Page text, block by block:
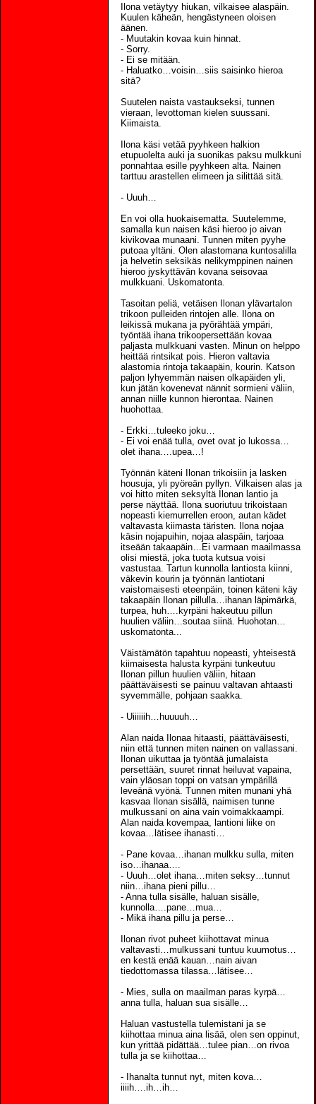
Ilona vetäytyy hiukan, vilkaisee alaspäin.
Kuulen käheän, hengästyneen oloisen
äänen.
- Muutakin kovaa kuin hinnat.
- Sorry.
- Ei se mitään.
- Haluatko…voisin…siis saisinko hieroa
sitä?
Suutelen naista vastaukseksi, tunnen
vieraan, levottoman kielen suussani.
Kiimaista.
Ilona käsi vetää pyyhkeen halkion
etupuolelta auki ja suonikas paksu mulkkuni
ponnahtaa esille pyyhkeen alta. Nainen
tarttuu arastellen elimeen ja silittää sitä.
- Uuuh…
En voi olla huokaisematta. Suutelemme,
samalla kun naisen käsi hieroo jo aivan
kivikovaa munaani. Tunnen miten pyyhe
putoaa yltäni. Olen alastomana kuntosalilla
ja helvetin seksikäs nelikymppinen nainen
hieroo jyskyttävän kovana seisovaa
mulkkuani. Uskomatonta.
Tasoitan peliä, vetäisen Ilonan ylävartalon
trikoon pulleiden rintojen alle. Ilona on
leikissä mukana ja pyörähtää ympäri,
työntää ihana trikoopersettään kovaa
paljasta mulkkuani vasten. Minun on helppo
heittää rintsikat pois. Hieron valtavia
alastomia rintoja takaapäin, kourin. Katson
paljon lyhyemmän naisen olkapäiden yli,
kun jätän kovenevat nännit sormieni väliin,
annan niille kunnon hierontaa. Nainen
huohottaa.
- Erkki…tuleeko joku…
- Ei voi enää tulla, ovet ovat jo lukossa…
olet ihana….upea…!
Työnnän käteni Ilonan trikoisiin ja lasken
housuja, yli pyöreän pyllyn. Vilkaisen alas ja
voi hitto miten seksyltä Ilonan lantio ja
perse näyttää. Ilona suoriutuu trikoistaan
nopeasti kiemurrellen eroon, autan kädet
valtavasta kiimasta täristen. Ilona nojaa
käsin nojapuihin, nojaa alaspäin, tarjoaa
itseään takaapäin…Ei varmaan maailmassa
olisi miestä, joka tuota kutsua voisi
vastustaa. Tartun kunnolla lantiosta kiinni,
väkevin kourin ja työnnän lantiotani
vaistomaisesti eteenpäin, toinen käteni käy
takaapäin Ilonan pillulla…ihanan läpimärkä,
turpea, huh….kyrpäni hakeutuu pillun
huulien väliin…soutaa siinä. Huohotan…
uskomatonta...
Väistämätön tapahtuu nopeasti, yhteisestä
kiimaisesta halusta kyrpäni tunkeutuu
Ilonan pillun huulien väliin, hitaan
päättäväisesti se painuu valtavan ahtaasti
syvemmälle, pohjaan saakka.
- Uiiiiiih…huuuuh…
Alan naida Ilonaa hitaasti, päättäväisesti,
niin että tunnen miten nainen on vallassani.
Ilonan uikuttaa ja työntää jumalaista
persettään, suuret rinnat heiluvat vapaina,
vain yläosan toppi on vatsan ympärillä
leveänä vyönä. Tunnen miten munani yhä
kasvaa Ilonan sisällä, naimisen tunne
mulkussani on aina vain voimakkaampi.
Alan naida kovempaa, lantioni liike on
kovaa…lätisee ihanasti…
- Pane kovaa…ihanan mulkku sulla, miten
iso…ihanaa….
- Uuuh…olet ihana…miten seksy…tunnut
niin…ihana pieni pillu…
- Anna tulla sisälle, haluan sisälle,
kunnolla….pane…mua…
- Mikä ihana pillu ja perse…
Ilonan rivot puheet kiihottavat minua
valtavasti…mulkussani tuntuu kuumotus…
en kestä enää kauan…nain aivan
tiedottomassa tilassa…lätisee…
- Mies, sulla on maailman paras kyrpä…
anna tulla, haluan sua sisälle…
Haluan vastustella tulemistani ja se
kiihottaa minua aina lisää, olen sen oppinut,
kun yrittää pidättää…tulee pian…on rivoa
tulla ja se kiihottaa…
- Ihanalta tunnut nyt, miten kova…
iiiih….ih…ih…